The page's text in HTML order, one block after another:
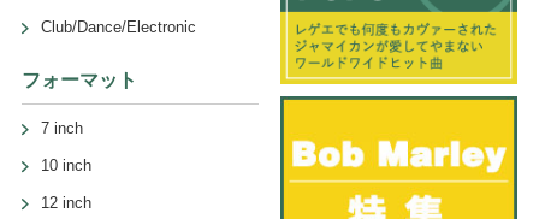
Club/Dance/Electronic
フォーマット
7 inch
10 inch
12 inch